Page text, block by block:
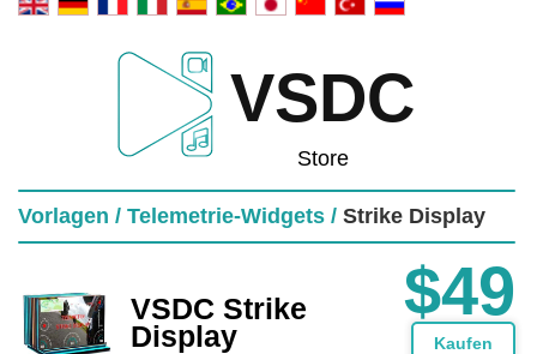
VSDC
Store
Vorlagen / Telemetrie-Widgets / Strike Display
VSDC Strike
Display
$49
Kaufen